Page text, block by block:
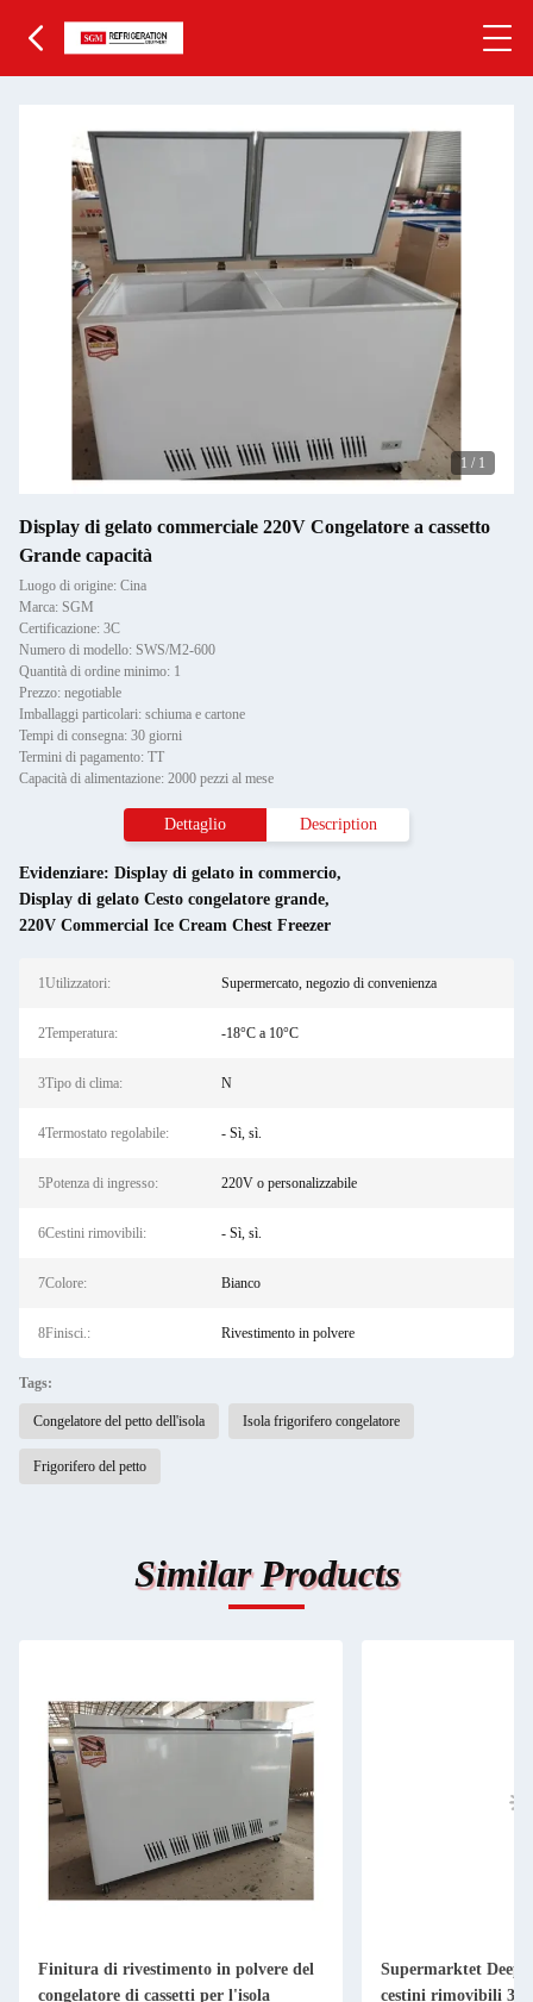
1 / 1
Display di gelato commerciale 220V Congelatore a cassetto
Grande capacità
Luogo di origine: Cina
Marca: SGM
Certificazione: 3C
Numero di modello: SWS/M2-600
Quantità di ordine minimo: 1
Prezzo: negotiable
Imballaggi particolari: schiuma e cartone
Tempi di consegna: 30 giorni
Termini di pagamento: TT
Capacità di alimentazione: 2000 pezzi al mese
Dettaglio Description
Evidenziare: Display di gelato in commercio,
Display di gelato Cesto congelatore grande,
220V Commercial Ice Cream Chest Freezer
1Utilizzatori: Supermercato, negozio di convenienza
2Temperatura: -18°C a 10°C
3Tipo di clima: N
4Termostato regolabile: - Sì, sì.
5Potenza di ingresso: 220V o personalizzabile
6Cestini rimovibili: - Sì, sì.
7Colore: Bianco
8Finisci.: Rivestimento in polvere
Tags:
Congelatore del petto dell'isola Isola frigorifero congelatore
Frigorifero del petto
Similar Products
Finitura di rivestimento in polvere del
congelatore di cassetti per l'isola
Supermarktet Deep
cestini rimovibili 3C